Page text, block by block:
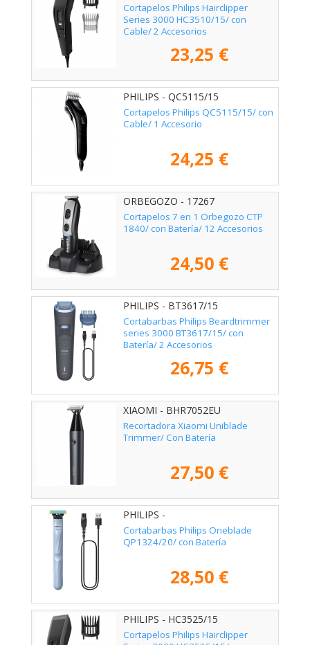
Cortapelos Philips Hairclipper
Series 3000 HC3510/15/ con
Cable/ 2 Accesorios
23,25 €
PHILIPS - QC5115/15
Cortapelos Philips QC5115/15/ con
Cable/ 1 Accesorio
24,25 €
ORBEGOZO - 17267
Cortapelos 7 en 1 Orbegozo CTP
1840/ con Batería/ 12 Accesorios
24,50 €
PHILIPS - BT3617/15
Cortabarbas Philips Beardtrimmer
series 3000 BT3617/15/ con
Batería/ 2 Accesorios
26,75 €
XIAOMI - BHR7052EU
Recortadora Xiaomi Uniblade
Trimmer/ Con Batería
27,50 €
PHILIPS -
Cortabarbas Philips Oneblade
QP1324/20/ con Batería
28,50 €
PHILIPS - HC3525/15
Cortapelos Philips Hairclipper